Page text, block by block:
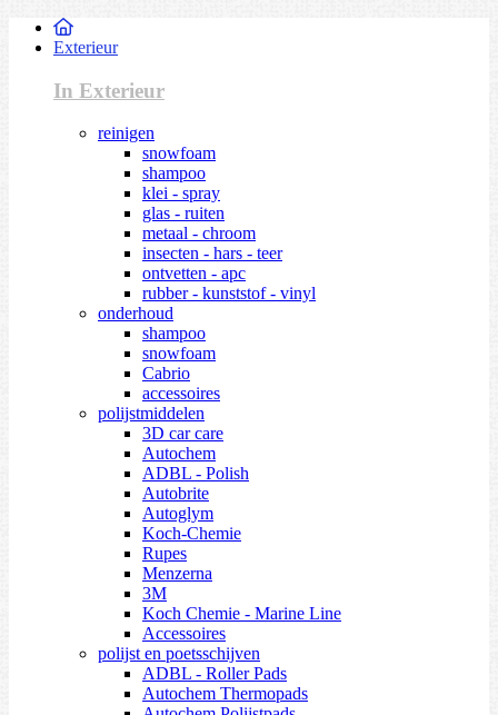
Exterieur
In Exterieur
reinigen
snowfoam
shampoo
klei - spray
glas - ruiten
metaal - chroom
insecten - hars - teer
ontvetten - apc
rubber - kunststof - vinyl
onderhoud
shampoo
snowfoam
Cabrio
accessoires
polijstmiddelen
3D car care
Autochem
ADBL - Polish
Autobrite
Autoglym
Koch-Chemie
Rupes
Menzerna
3M
Koch Chemie - Marine Line
Accessoires
polijst en poetsschijven
ADBL - Roller Pads
Autochem Thermopads